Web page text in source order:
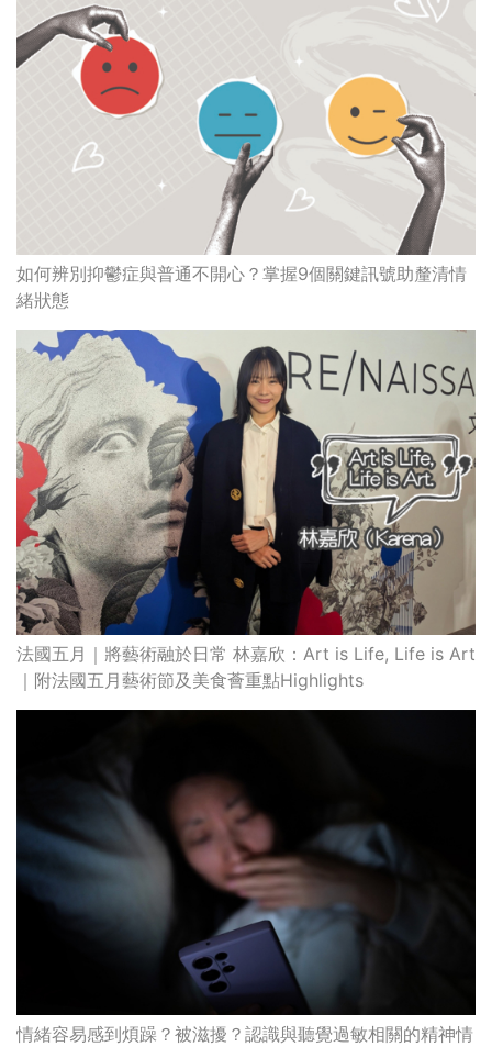
如何辨別抑鬱症與普通不開心？掌握9個關鍵訊號助釐清情
緒狀態
法國五月｜將藝術融於日常 林嘉欣：Art is Life, Life is Art
｜附法國五月藝術節及美食薈重點Highlights
情緒容易感到煩躁？被滋擾？認識與聽覺過敏相關的精神情